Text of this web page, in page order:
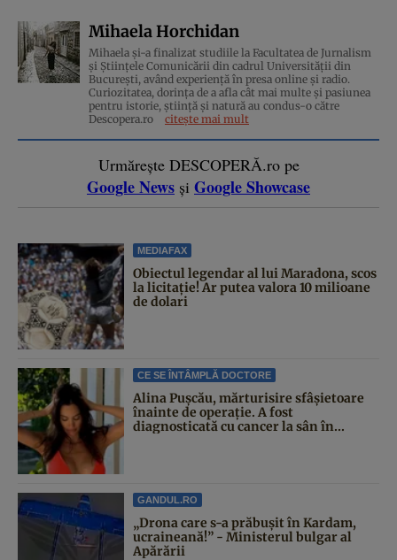
Mihaela Horchidan
Mihaela și-a finalizat studiile la Facultatea de Jurnalism
și Științele Comunicării din cadrul Universității din
București, având experiență în presa online și radio.
Curiozitatea, dorința de a afla cât mai multe și pasiunea
pentru istorie, ştiinţă şi natură au condus-o către
Descopera.ro
citește mai mult
Urmărește DESCOPERĂ.ro pe
Google News și Google Showcase
MEDIAFAX
Obiectul legendar al lui Maradona, scos
la licitație! Ar putea valora 10 milioane
de dolari
CE SE ÎNTÂMPLĂ DOCTORE
Alina Pușcău, mărturisire sfâșietoare
înainte de operație. A fost
diagnosticată cu cancer la sân în...
GANDUL.RO
„Drona care s-a prăbușit în Kardam,
ucraineană!” - Ministerul bulgar al
Apărării